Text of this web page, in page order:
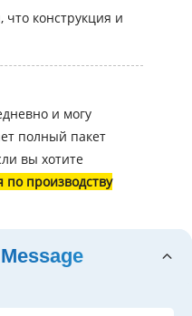
что конструкция и
и могу
полный пакет
вы хотите
производству